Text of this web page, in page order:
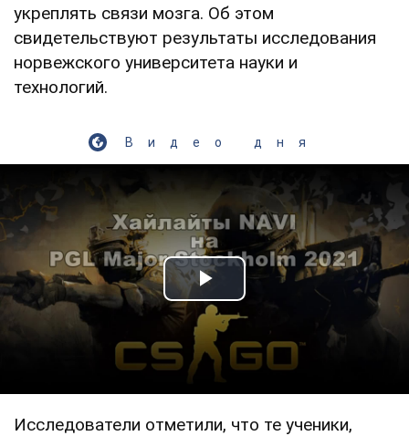
укреплять связи мозга. Об этом
свидетельствуют результаты исследования
норвежского университета науки и
технологий.
Видео дня
Play Video
Исследователи отметили, что те ученики,